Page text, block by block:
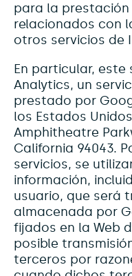
para la
relacionados con
otros servicios de
En particular, este
Analytics, un
prestado por
los Estados
Amphitheatre
California 94043.
servicios, se
información,
usuario, que será
almacenada por
fijados en la Web
posible
terceros por